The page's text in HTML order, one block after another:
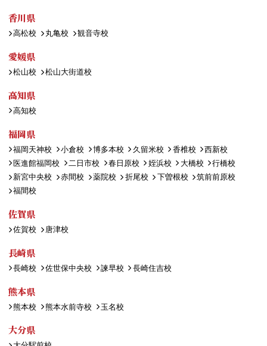
香川県
高松校 丸亀校 観音寺校
愛媛県
松山校 松山大街道校
高知県
高知校
福岡県
福岡天神校 小倉校 博多本校 久留米校 香椎校
西新校
医進館福岡校
二日市校 春日原校 姪浜校 大橋校
行橋校
新宮中央校
赤間校 薬院校 折尾校 下曽根校
筑前前原校
福間校
佐賀県
佐賀校 唐津校
長崎県
長崎校 佐世保中央校 諫早校 長崎住吉校
熊本県
熊本校 熊本水前寺校 玉名校
大分県